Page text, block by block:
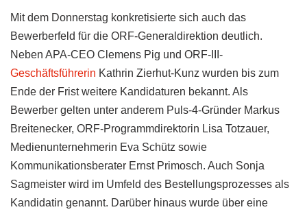
Mit dem Donnerstag konkretisierte sich auch das
Bewerberfeld für die ORF-Generaldirektion deutlich.
Neben APA-CEO Clemens Pig und ORF-III-
Geschäftsführerin Kathrin Zierhut-Kunz wurden bis zum
Ende der Frist weitere Kandidaturen bekannt. Als
Bewerber gelten unter anderem Puls-4-Gründer Markus
Breitenecker, ORF-Programmdirektorin Lisa Totzauer,
Medienunternehmerin Eva Schütz sowie
Kommunikationsberater Ernst Primosch. Auch Sonja
Sagmeister wird im Umfeld des Bestellungsprozesses als
Kandidatin genannt. Darüber hinaus wurde über eine